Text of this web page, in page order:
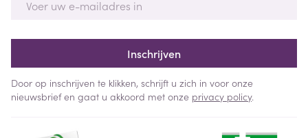
Inschrijven
Door op inschrijven te klikken, schrijft u zich in voor onze
nieuwsbrief en gaat u akkoord met onze privacy policy.